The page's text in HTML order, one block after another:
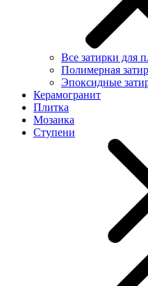
Все затирки для
Полимерная
Эпоксидные
Керамогранит
Плитка
Мозаика
Ступени